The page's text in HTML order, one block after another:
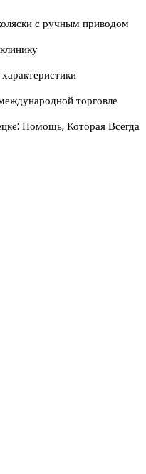
с ручным приводом
торговле
Помощь, Которая Всегда